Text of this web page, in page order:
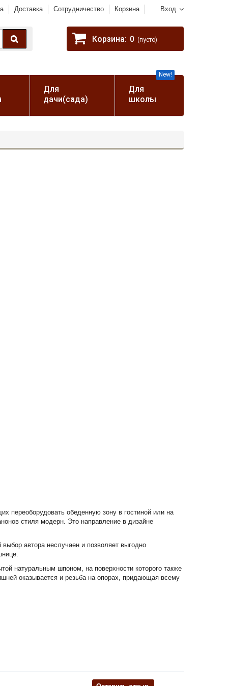
Вход
Доставка Сотрудничество Корзина
Корзина: 0 (пусто)
Для
дачи(сада)
Для
школы
New!
переоборудовать обеденную зону в гостиной или на
стиля модерн. Это направление в дизайне
автора неслучаен и позволяет выгодно
натуральным шпоном, на поверхности которого также
оказывается и резьба на опорах, придающая всему